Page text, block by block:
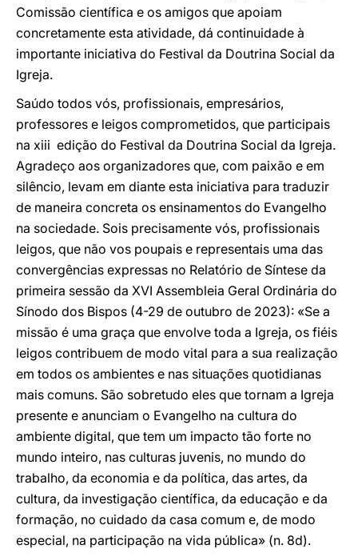
Comissão científica e os amigos que apoiam
concretamente esta atividade, dá continuidade à
importante iniciativa do Festival da Doutrina Social da
Igreja.
Saúdo todos vós, profissionais, empresários,
professores e leigos comprometidos, que participais
na xiii edição do Festival da Doutrina Social da Igreja.
Agradeço aos organizadores que, com paixão e em
silêncio, levam em diante esta iniciativa para traduzir
de maneira concreta os ensinamentos do Evangelho
na sociedade. Sois precisamente vós, profissionais
leigos, que não vos poupais e representais uma das
convergências expressas no Relatório de Síntese da
primeira sessão da XVI Assembleia Geral Ordinária do
Sínodo dos Bispos (4-29 de outubro de 2023): «Se a
missão é uma graça que envolve toda a Igreja, os fiéis
leigos contribuem de modo vital para a sua realização
em todos os ambientes e nas situações quotidianas
mais comuns. São sobretudo eles que tornam a Igreja
presente e anunciam o Evangelho na cultura do
ambiente digital, que tem um impacto tão forte no
mundo inteiro, nas culturas juvenis, no mundo do
trabalho, da economia e da política, das artes, da
cultura, da investigação científica, da educação e da
formação, no cuidado da casa comum e, de modo
especial, na participação na vida pública» (n. 8d).